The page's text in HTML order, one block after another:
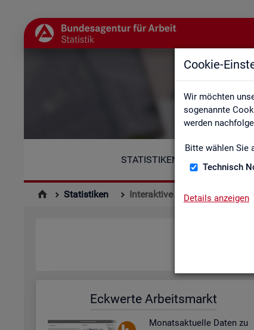
Cookie-
Wir möchten
sogenannte
werden
Bitte wählen Sie
Technisch
Details anzeigen
STATISTIKEN
Statistiken Interaktive Statistiken
Eck­wer­te Ar­beits­markt
Mo­nats­ak­tu­el­le Daten zu